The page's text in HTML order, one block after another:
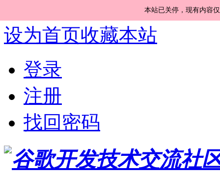
本站已关停，现有内容
设为首页收藏本站
登录
注册
找回密码